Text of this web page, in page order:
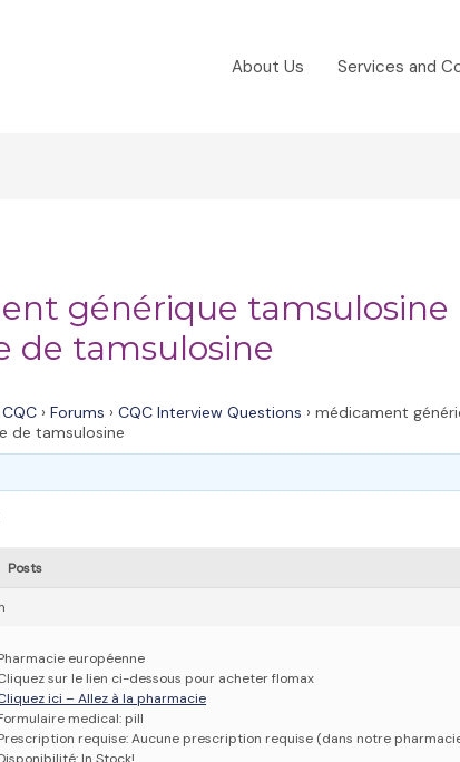
About Us Services and
générique tamsulosine
de tamsulosine
› Forums › CQC Interview Questions › médicament
de tamsulosine
Posts
européenne
sur le lien ci-dessous pour acheter flomax
ici – Allez à la pharmacie
medical: pill
requise: Aucune prescription requise (dans notre